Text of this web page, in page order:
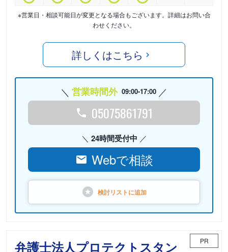
※営業日・相談可能日が変更となる場合もございます。詳細はお問い合
わせください。
詳しくはこちら
営業時間外 09:00-17:00
05075861791
24時間受付中
Webで相談
検討リストに追加
弁護士法人プロテクトスタン
PR